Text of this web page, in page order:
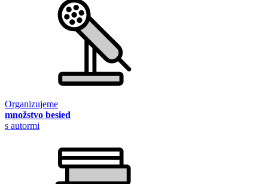
Organizujeme
množstvo besied
s autormi